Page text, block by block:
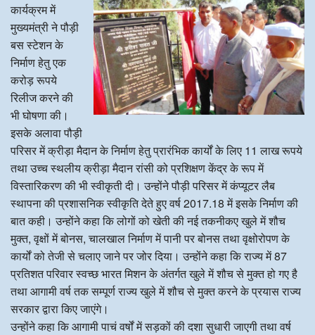
कार्यक्रम में
मुख्यमंत्री ने पौड़ी
बस स्टेशन के
निर्माण हेतु एक
करोड़ रूपये
रिलीज करने की
भी घोषणा की।
इसके अलावा पौड़ी
परिसर में क्रीड़ा मैदान के निर्माण हेतु प्रारंभिक कार्यों के लिए 11 लाख रूपये
तथा उच्च स्थलीय क्रीड़ा मैदान रांसी को प्रशिक्षण केंद्र के रूप में
विस्तारिकरण की भी स्वीकृती दी। उन्होंने पौड़ी परिसर में कंप्यूटर लैब
स्थापना की प्रशासनिक स्वीकृति देते हुए वर्ष 2017.18 में इसके निर्माण की
बात कही। उन्होंने कहा कि लोगों को खेती की नई तकनीकए खुले में शौच
मुक्त, वृक्षों में बोनस, चालखाल निर्माण में पानी पर बोनस तथा वृक्षोरोपण के
कार्यों को तेजी से चलाए जाने पर जोर दिया। उन्होंने कहा कि राज्य में 87
प्रतिशत परिवार स्वच्छ भारत मिशन के अंतर्गत खुले में शौच से मुक्त हो गए है
तथा आगामी वर्ष तक सम्पूर्ण राज्य खुले में शौच से मुक्त करने के प्रयास राज्य
सरकार द्वारा किए जाएंगे।
उन्होंने कहा कि आगामी पाचं वर्षों में सड़कों की दशा सुधारी जाएगी तथा वर्ष